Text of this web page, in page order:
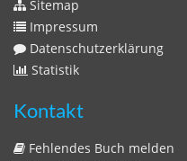
Sitemap
Impressum
Statistik